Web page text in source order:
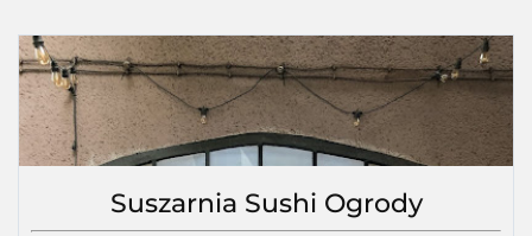
Suszarnia Sushi Ogrody